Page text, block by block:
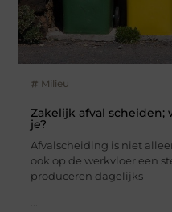
Milieu
Zakelijk afval
je?
Afvalscheiding is niet
ook op de werkvloer een
produceren dagelijks
...